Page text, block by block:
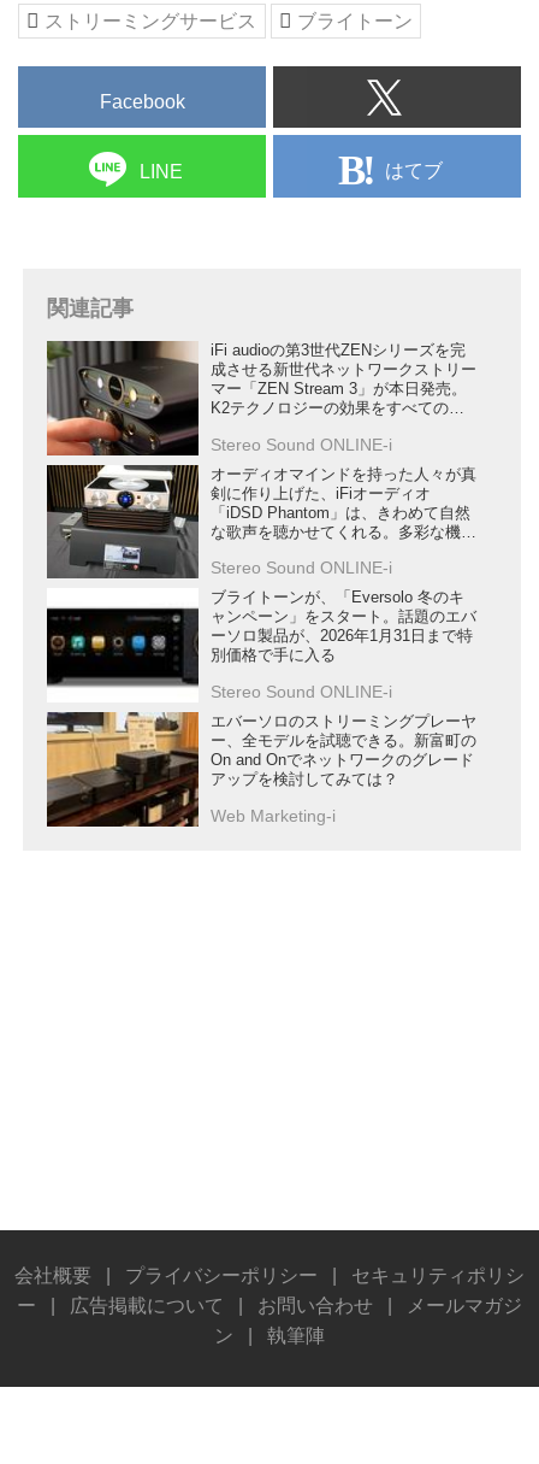
たのは、ARCに対応したHDMI端
子を持ち、プリアンプ機能まで備
えた「LUMIN P1」。多様なデジ
タル、アナログ機器との接続が可
能で、Amazon Fire TV Stickなど
を組み合わせれば日本で契約でき
るハイレゾストリーミング音楽サ
ストリーミングサービス
ブライトーン
Facebook
LINE はてブ
関連記事
iFi audioの第3世代ZENシリーズを完
成させる新世代ネットワークストリー
マー「ZEN Stream 3」が本日発売。
K2テクノロジーの効果をすべての
Stereo Sound ONLINE-i
オーディオマインドを持った人々が真
剣に作り上げた、iFiオーディオ
「iDSD Phantom」は、きわめて自然
な歌声を聴かせてくれる。多彩な機能
そうだ
Stereo Sound ONLINE-i
ブライトーンが、「Eversolo 冬のキ
ャンペーン」をスタート。話題のエバ
ーソロ製品が、2026年1月31日まで特
別価格で手に入る
Stereo Sound ONLINE-i
エバーソロのストリーミングプレーヤ
ー、全モデルを試聴できる。新富町の
On and Onでネットワークのグレード
アップを検討してみては？
Web Marketing-i
会社概要 プライバシーポリシー
セキュリティポリシ
ー
広告掲載について お問い合わせ
メールマガジ
ン
執筆陣